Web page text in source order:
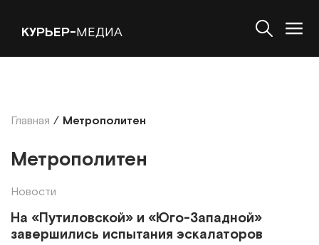
КУРЬЕР-МЕДИА
Главная / Метрополитен
Метрополитен
Новости
На «Путиловской» и «Юго-Западной»
завершились испытания эскалаторов